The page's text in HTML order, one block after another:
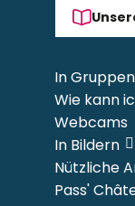
In Gruppen
Wie kann
Webcams
In Bildern
Nützliche
Pass'